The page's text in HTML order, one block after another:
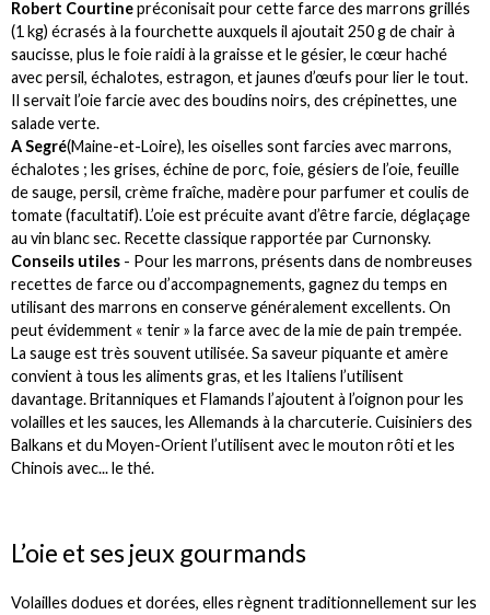
Robert Courtinepréconisait pour cette farce des marrons grillés
(1 kg) écrasés à la fourchette auxquels il ajoutait 250 g de chair à
saucisse, plus le foie raidi à la graisse et le gésier, le cœur haché
avec persil, échalotes, estragon, et jaunes d’œufs pour lier le tout.
Il servait l’oie farcie avec des boudins noirs, des crépinettes, une
salade verte.
A Segré(Maine-et-Loire), les oiselles sont farcies avec marrons,
échalotes ; les grises, échine de porc, foie, gésiers de l’oie, feuille
de sauge, persil, crème fraîche, madère pour parfumer et coulis de
tomate (facultatif). L’oie est précuite avant d’être farcie, déglaçage
au vin blanc sec. Recette classique rapportée par Curnonsky.
Conseils utiles - Pour les marrons, présents dans de nombreuses
recettes de farce ou d’accompagnements, gagnez du temps en
utilisant des marrons en conserve généralement excellents. On
peut évidemment « tenir » la farce avec de la mie de pain trempée.
La sauge est très souvent utilisée. Sa saveur piquante et amère
convient à tous les aliments gras, et les Italiens l’utilisent
davantage. Britanniques et Flamands l’ajoutent à l’oignon pour les
volailles et les sauces, les Allemands à la charcuterie. Cuisiniers des
Balkans et du Moyen-Orient l’utilisent avec le mouton rôti et les
Chinois avec... le thé.
L’oie et ses jeux gourmands
Volailles dodues et dorées, elles règnent traditionnellement sur les